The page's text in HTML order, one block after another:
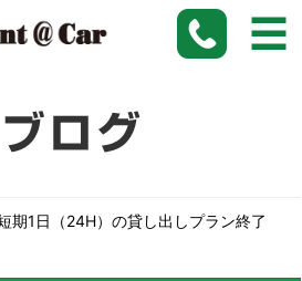
ンタカーなら【トップスレンタカー】にお任せ下さい。
期1日（24H）の貸し出しプラン終了